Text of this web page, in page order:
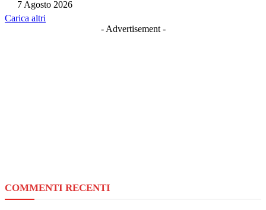
7 Agosto 2026
Carica altri
- Advertisement -
COMMENTI RECENTI